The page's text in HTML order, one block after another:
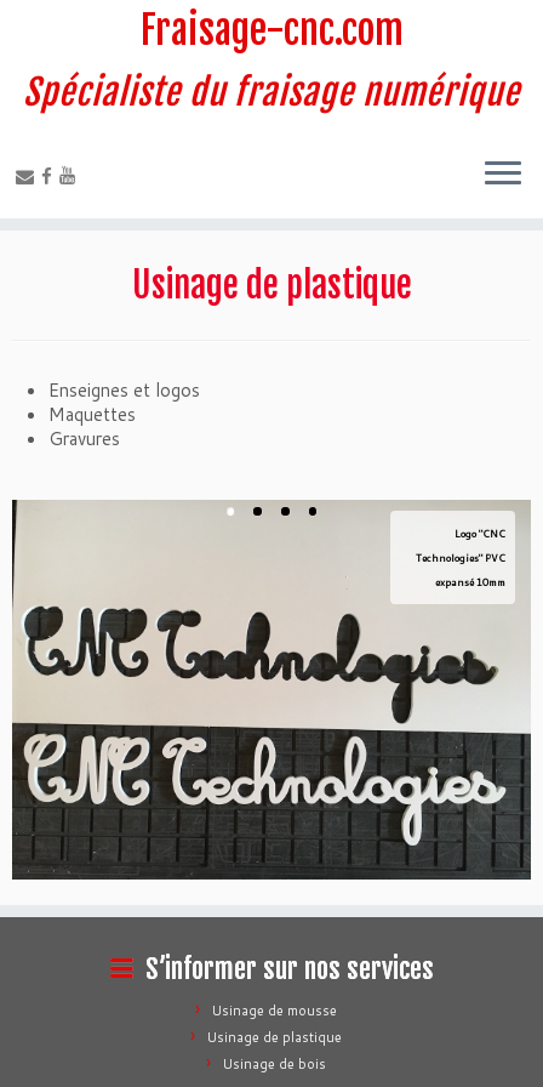
Fraisage-cnc.com
Spécialiste du fraisage numérique
Usinage de plastique
Enseignes et logos
Maquettes
Gravures
Logo "CNC
Technologies" PVC
expansé 10mm
S’informer sur nos services
Usinage de mousse
Usinage de plastique
Usinage de bois